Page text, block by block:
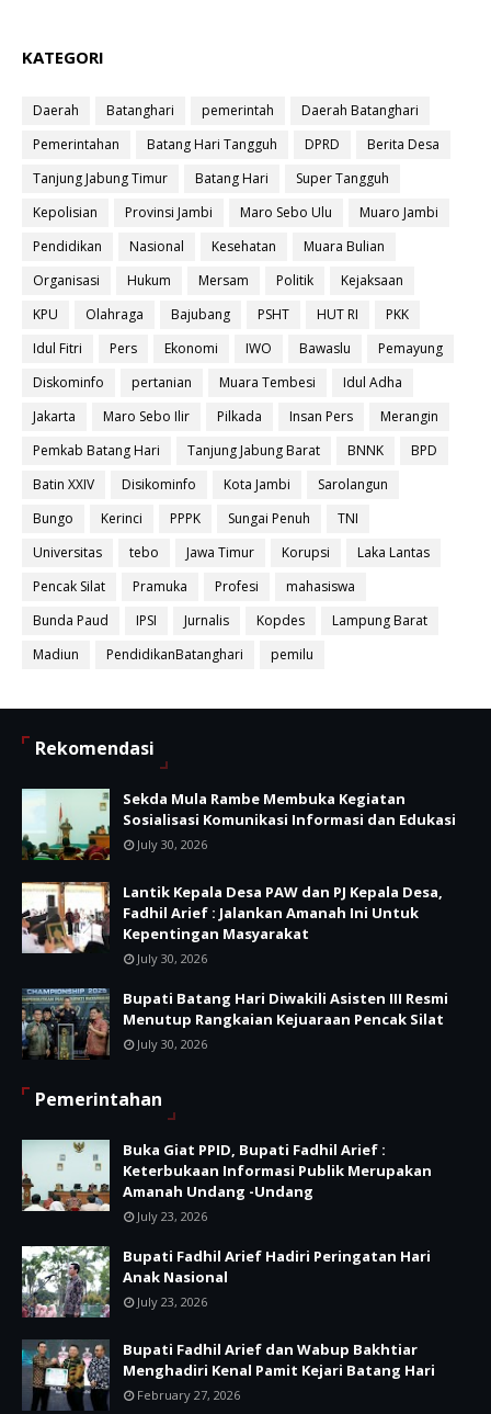
KATEGORI
Daerah Batanghari pemerintah
Daerah Batanghari
Pemerintahan
Batang Hari Tangguh DPRD
Berita Desa
Tanjung Jabung Timur
Batang Hari
Super Tangguh
Kepolisian
Provinsi Jambi Maro Sebo Ulu
Muaro Jambi
Pendidikan
Nasional Kesehatan
Muara Bulian
Organisasi
Hukum Mersam Politik
Kejaksaan
KPU
Olahraga Bajubang PSHT HUT RI
PKK
Idul Fitri
Pers Ekonomi IWO Bawaslu
Pemayung
Diskominfo
pertanian Muara Tembesi
Idul Adha
Jakarta
Maro Sebo Ilir Pilkada Insan Pers
Merangin
Pemkab Batang Hari
Tanjung Jabung Barat BNNK
BPD
Batin XXIV
Disikominfo Kota Jambi
Sarolangun
Bungo
Kerinci PPPK Sungai Penuh
TNI
Universitas
tebo Jawa Timur Korupsi
Laka Lantas
Pencak Silat
Pramuka Profesi
mahasiswa
Bunda Paud
IPSI Jurnalis Kopdes
Lampung Barat
Madiun
PendidikanBatanghari pemilu
Rekomendasi
Sekda Mula Rambe Membuka Kegiatan
Sosialisasi Komunikasi Informasi dan Edukasi
July 30, 2026
Lantik Kepala Desa PAW dan PJ Kepala Desa,
Fadhil Arief : Jalankan Amanah Ini Untuk
Kepentingan Masyarakat
July 30, 2026
Bupati Batang Hari Diwakili Asisten III Resmi
Menutup Rangkaian Kejuaraan Pencak Silat
July 30, 2026
Pemerintahan
Buka Giat PPID, Bupati Fadhil Arief :
Keterbukaan Informasi Publik Merupakan
Amanah Undang -Undang
July 23, 2026
Bupati Fadhil Arief Hadiri Peringatan Hari
Anak Nasional
July 23, 2026
Bupati Fadhil Arief dan Wabup Bakhtiar
Menghadiri Kenal Pamit Kejari Batang Hari
February 27, 2026